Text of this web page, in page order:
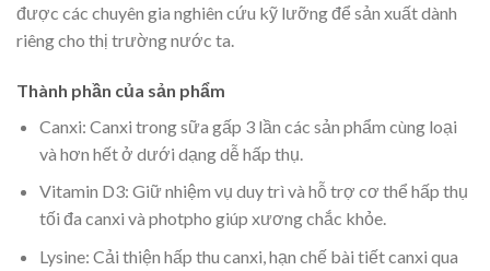
được các chuyên gia nghiên cứu kỹ lưỡng để sản xuất dành
riêng cho thị trường nước ta.
Thành phần của sản phẩm
Canxi: Canxi trong sữa gấp 3 lần các sản phẩm cùng loại
và hơn hết ở dưới dạng dễ hấp thụ.
Vitamin D3: Giữ nhiệm vụ duy trì và hỗ trợ cơ thể hấp thụ
tối đa canxi và photpho giúp xương chắc khỏe.
Lysine: Cải thiện hấp thu canxi, hạn chế bài tiết canxi qua